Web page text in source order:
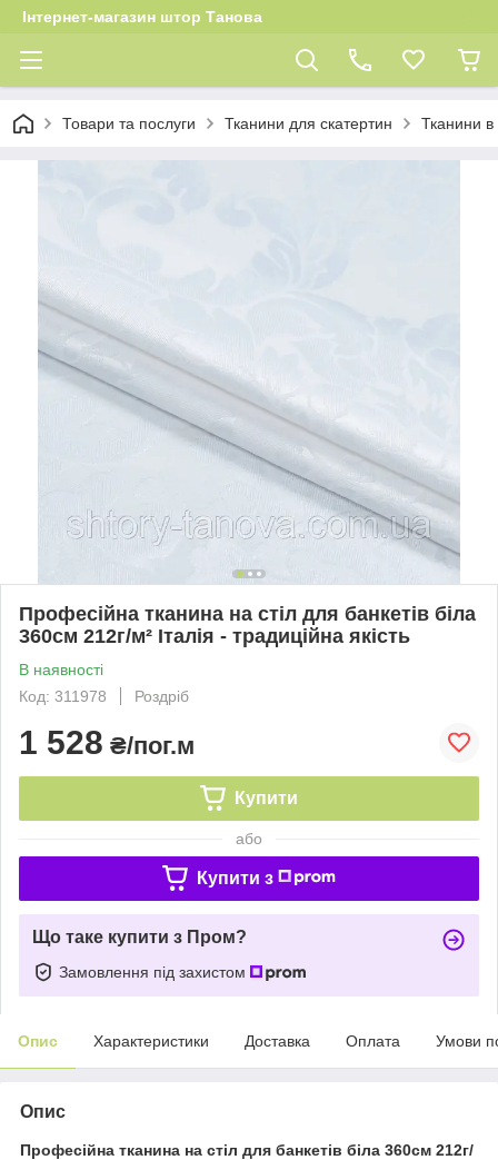
Інтернет-магазин штор Танова
Товари та послуги Тканини для скатертин Тканини в
Професійна тканина на стіл для банкетів біла
360см 212г/м² Італія - традиційна якість
В наявності
Код: 311978
Роздріб
1 528 ₴/пог.м
Купити
або
Купити з
Що таке купити з Пром?
Замовлення під захистом
Опис Характеристики Доставка Оплата Умови
Опис
Професійна тканина на стіл для банкетів біла 360см 212г/